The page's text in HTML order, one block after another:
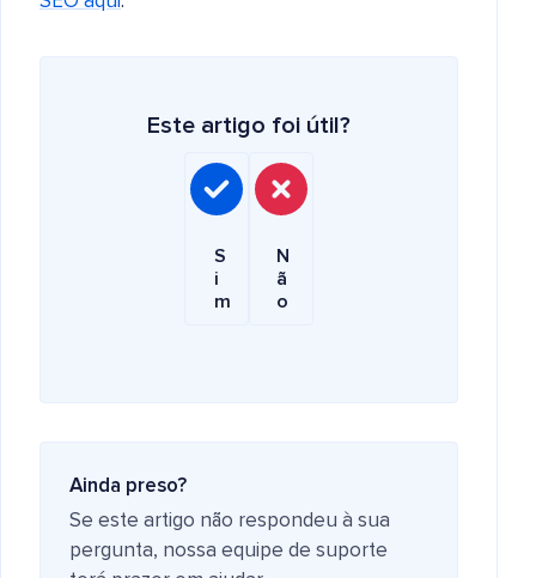
Este artigo foi útil?
S
i
m
N
ã
o
Ainda preso?
Se este artigo não respondeu à sua
pergunta, nossa equipe de suporte